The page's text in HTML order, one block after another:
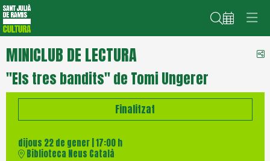
Cerca
MINICLUB DE LECTURA
"Els tres bandits" de Tomi Ungerer
Finalitzat
dijous 22 de gener| 17:00 h
Biblioteca Neus Català